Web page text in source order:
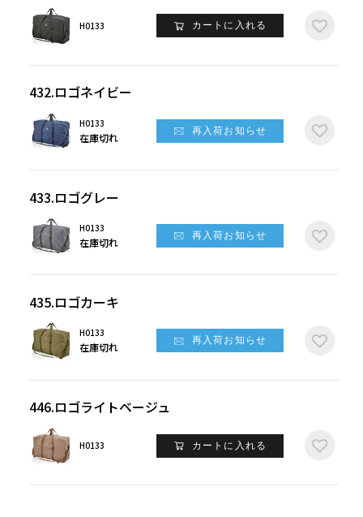
H0133 カートに入れる
432.ロゴネイビー
H0133
在庫切れ 再入荷お知らせ
433.ロゴグレー
H0133
在庫切れ 再入荷お知らせ
435.ロゴカーキ
H0133
在庫切れ 再入荷お知らせ
446.ロゴライトベージュ
H0133 カートに入れる